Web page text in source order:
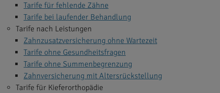
Tarife für fehlende Zähne
Tarife bei laufender Behandlung
Tarife nach Leistungen
Zahnzusatzversicherung ohne Wartezeit
Tarife ohne Gesundheitsfragen
Tarife ohne Summenbegrenzung
Zahnversicherung mit Altersrückstellung
Tarife für Kieferorthopädie